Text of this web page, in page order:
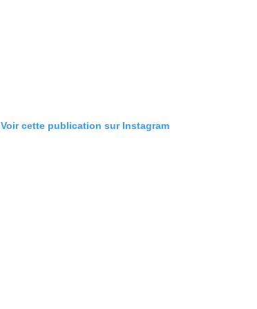
Voir cette publication sur Instagram